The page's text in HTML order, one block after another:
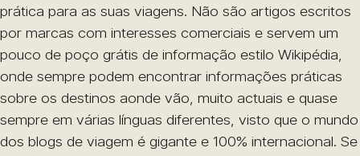
prática para as suas viagens. Não são artigos escritos
por marcas com interesses comerciais e servem um
pouco de poço grátis de informação estilo Wikipédia,
onde sempre podem encontrar informações práticas
sobre os destinos aonde vão, muito actuais e quase
sempre em várias línguas diferentes, visto que o mundo
dos blogs de viagem é gigante e 100% internacional. Se